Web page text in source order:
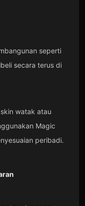
seperti
secara terus di
watak atau
Magic
peribadi.